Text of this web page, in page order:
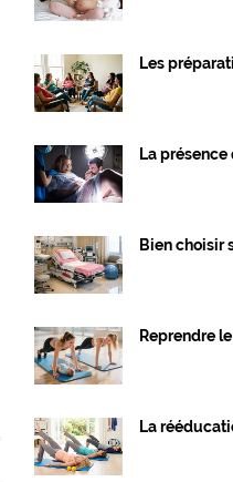
Les
La
Bien choisir
Reprendre
La